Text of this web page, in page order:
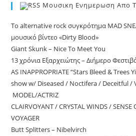
Μουσικη Ενημερωση Απο
Το alternative rock συγκρότημα MAD
μουσικό βίντεο «Dirty Blood»
Giant Skunk – Nice To Meet You
13 χρόνια Εξαρχειώτης – Διήμερο
AS INAPPROPRIATE “Stars Bleed & Trees
show w/ Diseased / Noctifera / Deceitful /
MODEL/ACTRIZ
CLAIRVOYANT / CRYSTAL WINDS / SENSE
VOYAGER
Butt Splitters – Nibelvirch